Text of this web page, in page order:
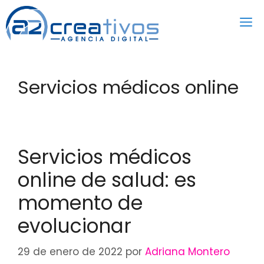
Saltar
al
contenido
Servicios médicos online
Servicios médicos
online de salud: es
momento de
evolucionar
29 de enero de 2022 por Adriana Montero